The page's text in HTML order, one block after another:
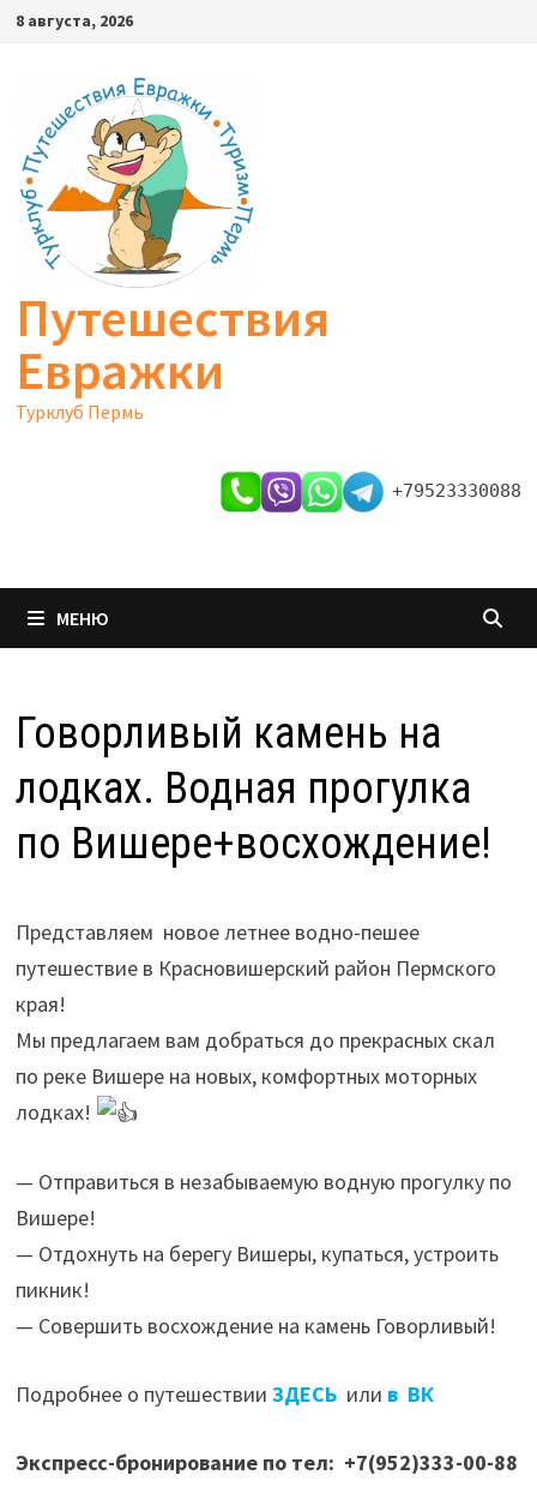
Перейти
содержимому
8 августа, 2026
Путешествия
Евражки
Турклуб Пермь
+79523330088
МЕНЮ
Говорливый камень на
лодках. Водная прогулка
по Вишере+восхождение!
Представляем новое летнее водно-пешее
путешествие в Красновишерский район Пермского
края!
Мы предлагаем вам добраться до прекрасных скал
по реке Вишере на новых, комфортных моторных
лодках!
— Отправиться в незабываемую водную прогулку по
Вишере!
— Отдохнуть на берегу Вишеры, купаться, устроить
пикник!
— Совершить восхождение на камень Говорливый!
Подробнее о путешествии ЗДЕСЬили в ВК
Экспресс-бронирование по тел: +7(952)333-00-88